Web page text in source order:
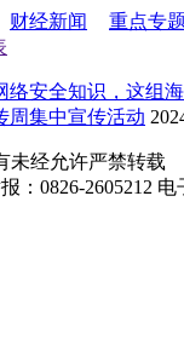
财经新闻
重点专
络安全知识，这组
周集中宣传活动
未经允许严禁转载
：0826-2605212